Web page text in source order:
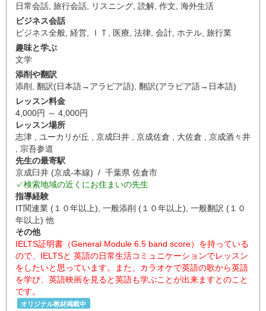
日常会話 旅行会話 リスニング 読解 作文 海外生活
ビジネス会話
ビジネス全般 経営 ＩＴ 医療 法律 会計 ホテル 旅行業
趣味と学ぶ
文学
添削や翻訳
添削
翻訳(日本語→アラビア語) 翻訳(アラビア語→日本語)
レッスン料金
4,000円 ～ 4,000円
レッスン場所
志津 , ユーカリが丘 , 京成臼井 , 京成佐倉 , 大佐倉 , 京成酒々井
, 宗吾参道
先生の最寄駅
京成臼井 (京成-本線) / 千葉県 佐倉市
✓検索地域の近くにお住まいの先生
指導経験
IT関連業 (１０年以上), 一般添削 (１０年以上), 一般翻訳 (１０
年以上) 他
その他
IELTS証明書（General Module 6.5 band score）を持っている
ので、IELTSと 英語の日常生活コミュニケーションでレッスン
をしたいと思っています。また、カラオケで英語の歌から英語
を学び、英語映画を見ると英語も学ぶことが出来ますとのこと
です。
オリジナル教材掲載中